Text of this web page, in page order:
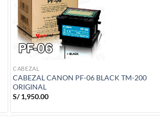
CABEZAL
CABEZAL CANON PF-06 BLACK TM-200
ORIGINAL
S/1,950.00